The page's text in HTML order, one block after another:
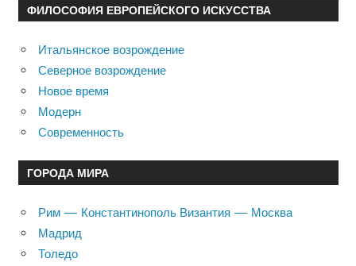
ФИЛОСОФИЯ ЕВРОПЕЙСКОГО ИСКУССТВА
Итальянское возрождение
Северное возрождение
Новое время
Модерн
Современность
ГОРОДА МИРА
Рим — Константинополь Византия — Москва
Мадрид
Толедо